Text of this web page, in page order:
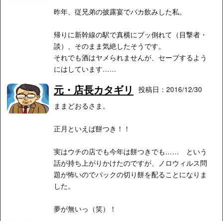
昨年、従兄弟の披露宴でバカ飲みした私。
帰りに新幹線の駅で真横にブッ倒れて（目撃者・
談）、そのまま気絶したそうです。
それでも酒はヤメられませんが、セーブするよう
にはしています……
元・店長カタギリ
投稿日：2016/12/30
ままどおるさま。
正月といえば餅つき！！
実はウチの店でも今年は餅つきでも…… という
話が持ち上がりかけたのですが、ノロウィルス問
題が怖いのでパックの切り餅を配ることになりま
した。
夢が無いっ（笑）！